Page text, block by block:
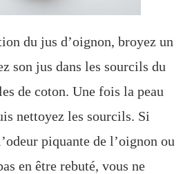
du jus d’oignon, broyez un
son jus dans les sourcils du
de coton. Une fois la peau
nettoyez les sourcils. Si
piquante de l’oignon ou
en être rebuté, vous ne